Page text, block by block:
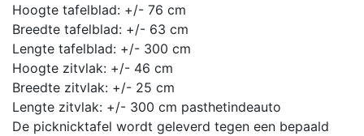
Hoogte tafelblad: +/- 76 cm
Breedte tafelblad: +/- 63 cm
Lengte tafelblad: +/- 300 cm
Hoogte zitvlak: +/- 46 cm
Breedte zitvlak: +/- 25 cm
Lengte zitvlak: +/- 300 cm pasthetindeauto
De picknicktafel wordt geleverd tegen een bepaald